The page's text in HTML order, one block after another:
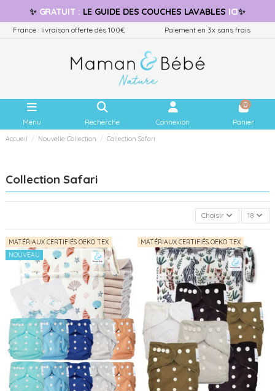
✨ GRATUIT: LE GUIDE DES COUCHES LAVABLES ICI✨
France : livraison offerte dès 100€ Paiement en 3x sans frais
Menu Recherche Connexion
0
Panier
Accueil Nouvelle Collection Collection Safari
Collection Safari
Choisir 18
MATÉRIAUX CERTIFIÉS OEKO TEX
NOUVEAU
MATÉRIAUX CERTIFIÉS OEKO TEX